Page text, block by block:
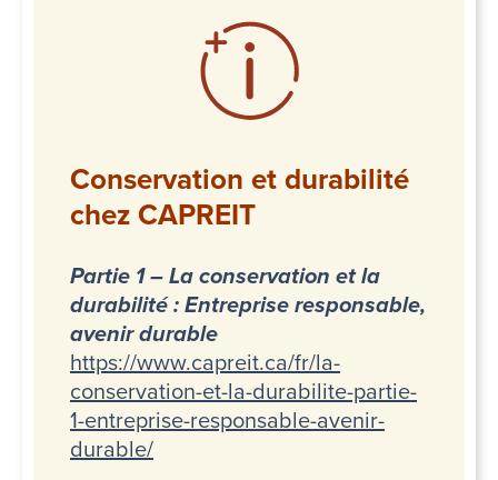
Conservation et durabilité
chez CAPREIT
Partie 1 – La conservation et la
durabilité : Entreprise responsable,
avenir durable
https://www.capreit.ca/fr/la-
conservation-et-la-durabilite-partie-
1-entreprise-responsable-avenir-
durable/